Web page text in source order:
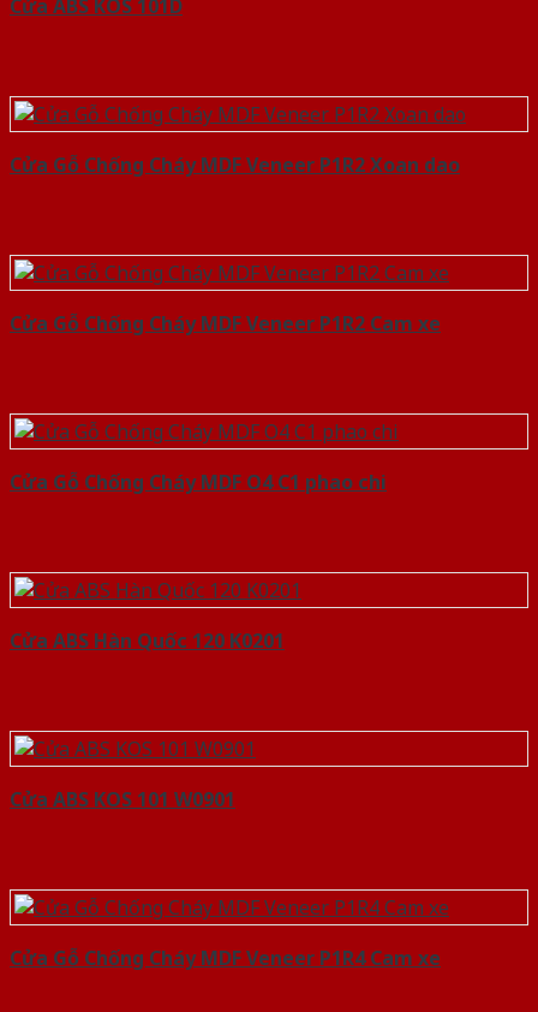
Cửa ABS KOS 101D
Cửa Gỗ Chống Cháy MDF Veneer P1R2 Xoan dao
Cửa Gỗ Chống Cháy MDF Veneer P1R2 Cam xe
Cửa Gỗ Chống Cháy MDF O4 C1 phao chi
Cửa ABS Hàn Quốc 120 K0201
Cửa ABS KOS 101 W0901
Cửa Gỗ Chống Cháy MDF Veneer P1R4 Cam xe